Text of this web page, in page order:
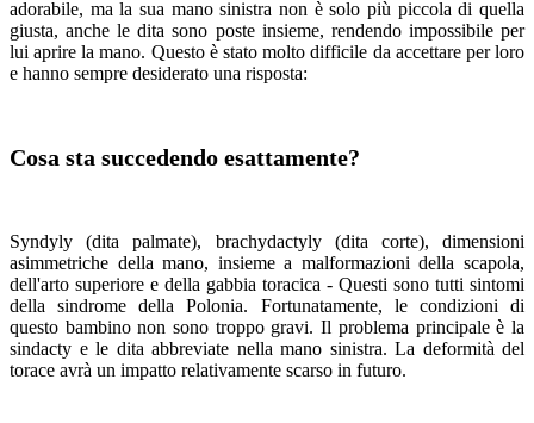
adorabile, ma la sua mano sinistra non è solo più piccola di quella
giusta, anche le dita sono poste insieme, rendendo impossibile per
lui aprire la mano. Questo è stato molto difficile da accettare per loro
e hanno sempre desiderato una risposta:
Cosa sta succedendo esattamente?
Syndyly (dita palmate), brachydactyly (dita corte), dimensioni
asimmetriche della mano, insieme a malformazioni della scapola,
dell'arto superiore e della gabbia toracica - Questi sono tutti sintomi
della sindrome della Polonia. Fortunatamente, le condizioni di
questo bambino non sono troppo gravi. Il problema principale è la
sindacty e le dita abbreviate nella mano sinistra. La deformità del
torace avrà un impatto relativamente scarso in futuro.